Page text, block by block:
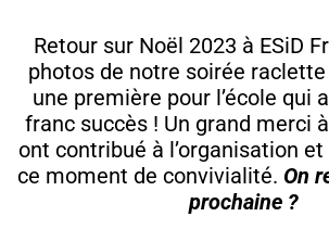
Retour sur Noël 2023 à ESiD
photos de notre soirée raclette
une première pour l’école qui
franc succès ! Un grand merci
ont contribué à l’organisation
ce moment de convivialité. On
prochaine ?